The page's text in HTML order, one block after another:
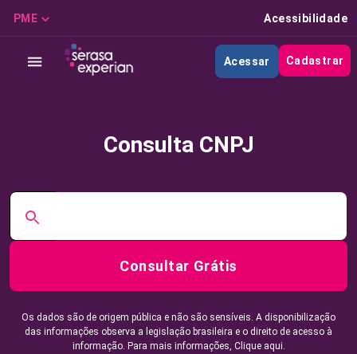
PME Acessibilidade
Acessar Cadastrar
Consulta CNPJ
Consultar Grátis
Os dados são de origem pública e não são sensíveis. A disponibilização
das informações observa a legislação brasileira e o direito de acesso à
informação. Para mais informações, Clique aqui.